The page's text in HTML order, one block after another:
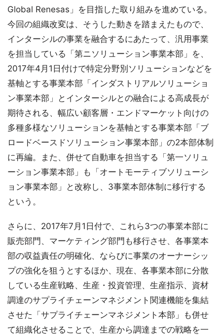
Global Renesas」を目指した取り組みを進めている。
今回の組織改変は、そうした動きを踏まえたもので、
インターシルの事業を融合するにあたって、汎用事業
を担当している「第ニソリューション事業本部」を、
2017年4月1日付けで特定分野別ソリューションなどを
基軸とする事業本部「インダストリアルソリューショ
ン事業本部」とインターシルとの融合による高成長が
期待される、幅広い顧客層・エンドマーケット向けの
多種多様なソリューションを基軸とする事業本部「ブ
ロードベースドソリューション事業本部」の2本部体制
に再編。また、併せて自動車を担当する「第一ソリュ
ーション事業本部」も「オートモーティブソリューシ
ョン事業本部」と改称し、3事業本部体制に移行する
という。
さらに、2017年7月1日付で、これら3つの事業本部に
販売部門、マーケティング部門も移行させ、各事業本
部の収益責任の明確化、ならびに事業のオーナーシッ
プの強化を狙うとするほか、現在、各事業本部に分散
している生産戦略、生産・投資管理、生産指示、資材
調達のサプライチェーンマネジメント関連機能を集結
させた「サプライチェーンマネジメント本部」も併せ
て組織化させることで、生産から調達までの戦略を一